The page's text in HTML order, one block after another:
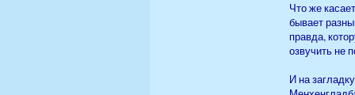
Что же
бывает
правда,
озвучить не
И на